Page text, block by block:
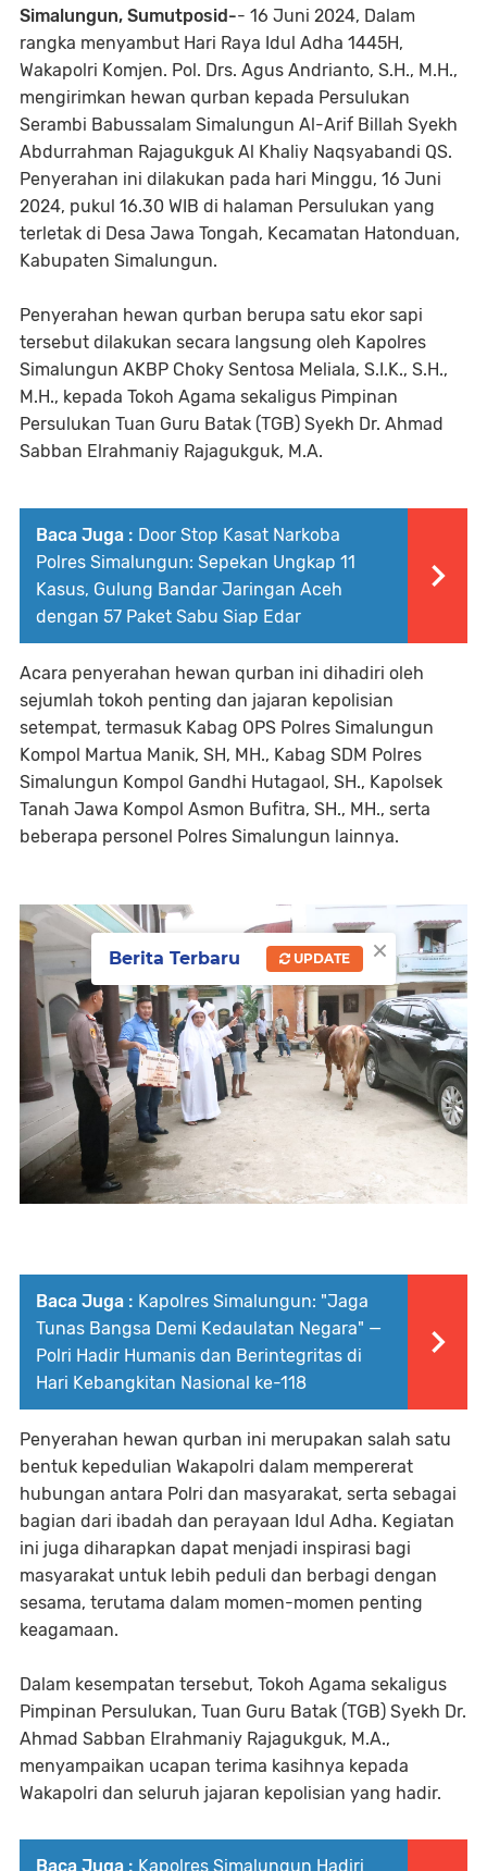
Simalungun, Sumutposid-- 16 Juni 2024, Dalam
rangka menyambut Hari Raya Idul Adha 1445H,
Wakapolri Komjen. Pol. Drs. Agus Andrianto, S.H., M.H.,
mengirimkan hewan qurban kepada Persulukan
Serambi Babussalam Simalungun Al-Arif Billah Syekh
Abdurrahman Rajagukguk Al Khaliy Naqsyabandi QS.
Penyerahan ini dilakukan pada hari Minggu, 16 Juni
2024, pukul 16.30 WIB di halaman Persulukan yang
terletak di Desa Jawa Tongah, Kecamatan Hatonduan,
Kabupaten Simalungun.
Penyerahan hewan qurban berupa satu ekor sapi
tersebut dilakukan secara langsung oleh Kapolres
Simalungun AKBP Choky Sentosa Meliala, S.I.K., S.H.,
M.H., kepada Tokoh Agama sekaligus Pimpinan
Persulukan Tuan Guru Batak (TGB) Syekh Dr. Ahmad
Sabban Elrahmaniy Rajagukguk, M.A.
Baca Juga : Door Stop Kasat Narkoba
Polres Simalungun: Sepekan Ungkap 11
Kasus, Gulung Bandar Jaringan Aceh
dengan 57 Paket Sabu Siap Edar
Acara penyerahan hewan qurban ini dihadiri oleh
sejumlah tokoh penting dan jajaran kepolisian
setempat, termasuk Kabag OPS Polres Simalungun
Kompol Martua Manik, SH, MH., Kabag SDM Polres
Simalungun Kompol Gandhi Hutagaol, SH., Kapolsek
Tanah Jawa Kompol Asmon Bufitra, SH., MH., serta
beberapa personel Polres Simalungun lainnya.
Baca Juga : Kapolres Simalungun: "Jaga
Tunas Bangsa Demi Kedaulatan Negara" —
Polri Hadir Humanis dan Berintegritas di
Hari Kebangkitan Nasional ke-118
Penyerahan hewan qurban ini merupakan salah satu
bentuk kepedulian Wakapolri dalam mempererat
hubungan antara Polri dan masyarakat, serta sebagai
bagian dari ibadah dan perayaan Idul Adha. Kegiatan
ini juga diharapkan dapat menjadi inspirasi bagi
masyarakat untuk lebih peduli dan berbagi dengan
sesama, terutama dalam momen-momen penting
keagamaan.
Dalam kesempatan tersebut, Tokoh Agama sekaligus
Pimpinan Persulukan, Tuan Guru Batak (TGB) Syekh Dr.
Ahmad Sabban Elrahmaniy Rajagukguk, M.A.,
menyampaikan ucapan terima kasihnya kepada
Wakapolri dan seluruh jajaran kepolisian yang hadir.
Baca Juga : Kapolres Simalungun Hadiri
×
Berita Terbaru UPDATE